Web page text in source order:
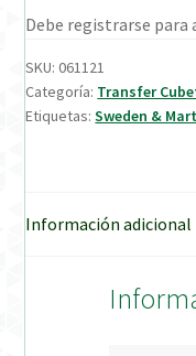
Verification Required
Welcome to DELTA
Debe registrarse
SKU:061121
Categoría: Transfer
Etiquetas:Sweden &
Información adicional